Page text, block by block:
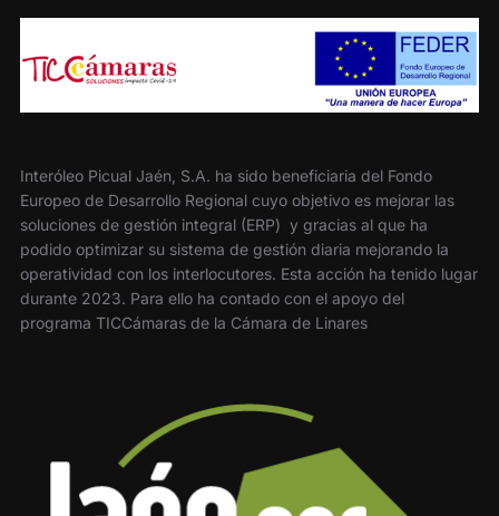
Interóleo Picual Jaén, S.A. ha sido beneficiaria del Fondo
Europeo de Desarrollo Regional cuyo objetivo es mejorar las
soluciones de gestión integral (ERP) y gracias al que ha
podido optimizar su sistema de gestión diaria mejorando la
operatividad con los interlocutores. Esta acción ha tenido lugar
durante 2023. Para ello ha contado con el apoyo del
programa TICCámaras de la Cámara de Linares